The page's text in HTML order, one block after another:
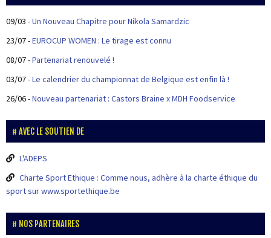
09/03 -Un Nouveau Chapitre pour Nikola Samardzic
23/07-EUROCUP WOMEN : Le tirage est connu
08/07-Partenariat renouvelé !
03/07-Le calendrier du championnat de Belgique est enfin là !
26/06-Nouveau partenariat : Castors Braine x MDH Foodservice
AVEC LE SOUTIEN DE
L'ADEPS
Charte Sport Ethique : Comme nous, adhère à la charte éthique du
sport sur www.sportethique.be
NOS PARTENAIRES